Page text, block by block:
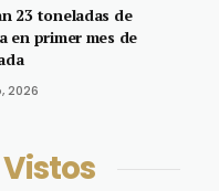
23 toneladas de
en primer mes de
2026